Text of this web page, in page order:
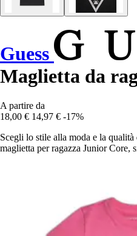
Guess
Maglietta da
A partire da
18,00 € 14,97 € -17%
Scegli lo stile alla moda e la
maglietta per ragazza Junior Core,